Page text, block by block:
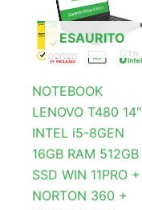
ESAURITO
NOTEBOOK
LENOVO T480 14″
INTEL i5-8GEN
16GB RAM 512GB
SSD WIN 11PRO +
NORTON 360 +